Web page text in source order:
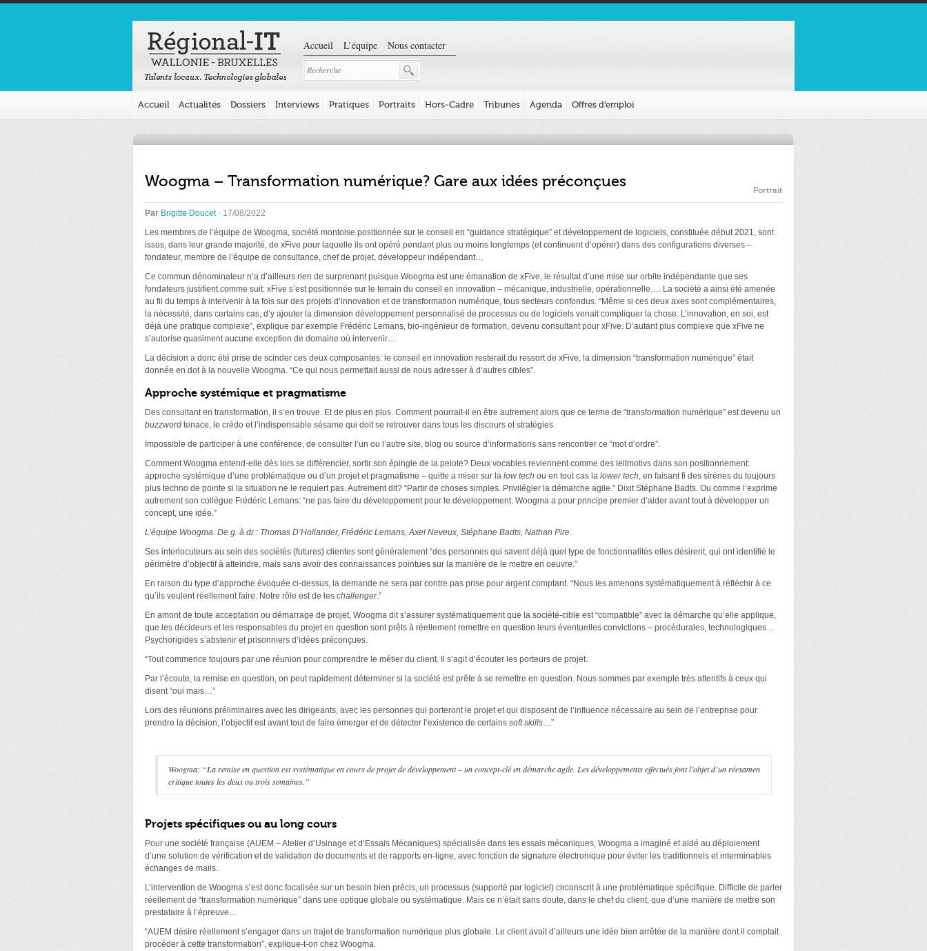
Accueil L’équipe Nous contacter
Accueil Actualités Dossiers Interviews Pratiques Portraits Hors-Cadre Tribunes Agenda Offres d’emploi
Woogma – Transformation numérique? Gare aux idées préconçues Portrait
Par Brigitte Doucet· 17/08/2022
Les membres de l’équipe de Woogma, société montoise positionnée sur le conseil en “guidance stratégique” et développement de logiciels, constituée début 2021, sont
issus, dans leur grande majorité, de xFive pour laquelle ils ont opéré pendant plus ou moins longtemps (et continuent d’opérer) dans des configurations diverses –
fondateur, membre de l’équipe de consultance, chef de projet, développeur indépendant…
Ce commun dénominateur n’a d’ailleurs rien de surprenant puisque Woogma est une émanation de xFive, le résultat d’une mise sur orbite indépendante que ses
fondateurs justifient comme suit: xFive s’est positionnée sur le terrain du conseil en innovation – mécanique, industrielle, opérationnelle…. La société a ainsi été amenée
au fil du temps à intervenir à la fois sur des projets d’innovation et de transformation numérique, tous secteurs confondus. “Même si ces deux axes sont complémentaires,
la nécessité, dans certains cas, d’y ajouter la dimension développement personnalisé de processus ou de logiciels venait compliquer la chose. L’innovation, en soi, est
déjà une pratique complexe”, explique par exemple Frédéric Lemans, bio-ingénieur de formation, devenu consultant pour xFive. D’autant plus complexe que xFive ne
s’autorise quasiment aucune exception de domaine où intervenir…
La décision a donc été prise de scinder ces deux composantes: le conseil en innovation resterait du ressort de xFive, la dimension “transformation numérique” était
donnée en dot à la nouvelle Woogma. “Ce qui nous permettait aussi de nous adresser à d’autres cibles”.
Approche systémique et pragmatisme
Des consultant en transformation, il s’en trouve. Et de plus en plus. Comment pourrait-il en être autrement alors que ce terme de “transformation numérique” est devenu un
buzzword tenace, le crédo et l’indispensable sésame qui doit se retrouver dans tous les discours et stratégies.
Impossible de participer à une conférence, de consulter l’un ou l’autre site, blog ou source d’informations sans rencontrer ce “mot d’ordre”.
Comment Woogma entend-elle dès lors se différencier, sortir son épingle de la pelote? Deux vocables reviennent comme des leitmotivs dans son positionnement:
approche systémique d’une problématique ou d’un projet et pragmatisme – quitte a miser sur la low tech ou en tout cas la lower tech, en faisant fi des sirènes du toujours
plus techno de pointe si la situation ne le requiert pas. Autrement dit? “Partir de choses simples. Privilégier la démarche agile.” Dixit Stéphane Badts. Ou comme l’exprime
autrement son collègue Frédéric Lemans: “ne pas faire du développement pour le développement. Woogma a pour principe premier d’aider avant tout à développer un
concept, une idée.”
L’équipe Woogma. De g. à dr.: Thomas D’Hollander, Frédéric Lemans, Axel Neveux, Stéphane Badts, Nathan Pire.
Ses interlocuteurs au sein des sociétés (futures) clientes sont généralement “des personnes qui savent déjà quel type de fonctionnalités elles désirent, qui ont identifié le
périmètre d’objectif à atteindre, mais sans avoir des connaissances pointues sur la manière de le mettre en oeuvre.”
En raison du type d’approche évoquée ci-dessus, la demande ne sera par contre pas prise pour argent comptant. “Nous les amenons systématiquement à réfléchir à ce
qu’ils veulent réellement faire. Notre rôle est de les challenger.”
En amont de toute acceptation ou démarrage de projet, Woogma dit s’assurer systématiquement que la société-cible est “compatible” avec la démarche qu’elle applique,
que les décideurs et les responsables du projet en question sont prêts à réellement remettre en question leurs éventuelles convictions – procédurales, technologiques…
Psychorigides s’abstenir et prisonniers d’idées préconçues.
“Tout commence toujours par une réunion pour comprendre le métier du client. Il s’agit d’écouter les porteurs de projet.
Par l’écoute, la remise en question, on peut rapidement déterminer si la société est prête à se remettre en question. Nous sommes par exemple très attentifs à ceux qui
disent “oui mais…”
Lors des réunions préliminaires avec les dirigeants, avec les personnes qui porteront le projet et qui disposent de l’influence nécessaire au sein de l’entreprise pour
prendre la décision, l’objectif est avant tout de faire émerger et de détecter l’existence de certains soft skills…”
Woogma: “La remise en question est systématique en cours de projet de développement – un concept-clé en démarche agile. Les développements effectués font l’objet d’un réexamen
critique toutes les deux ou trois semaines.”
Projets spécifiques ou au long cours
Pour une société française (AUEM – Atelier d’Usinage et d’Essais Mécaniques) spécialisée dans les essais mécaniques, Woogma a imaginé et aidé au déploiement
d’une solution de vérification et de validation de documents et de rapports en-ligne, avec fonction de signature électronique pour éviter les traditionnels et interminables
échanges de mails.
L’intervention de Woogma s’est donc focalisée sur un besoin bien précis, un processus (supporté par logiciel) circonscrit à une problématique spécifique. Difficile de parler
réellement de “transformation numérique” dans une optique globale ou systématique. Mais ce n’était sans doute, dans le chef du client, que d’une manière de mettre son
prestataire à l’épreuve…
“AUEM désire réellement s’engager dans un trajet de transformation numérique plus globale. Le client avait d’ailleurs une idée bien arrêtée de la manière dont il comptait
procéder à cette transformation”, explique-t-on chez Woogma.